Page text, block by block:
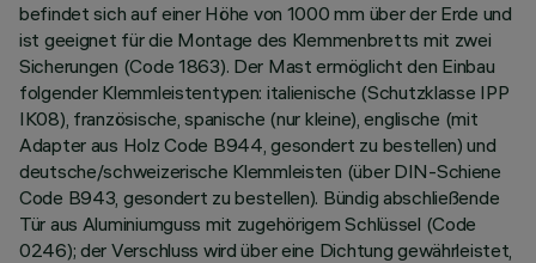
befindet sich auf einer Höhe von 1000 mm über der Erde und
ist geeignet für die Montage des Klemmenbretts mit zwei
Sicherungen (Code 1863). Der Mast ermöglicht den Einbau
folgender Klemmleistentypen: italienische (Schutzklasse IPP
IK08), französische, spanische (nur kleine), englische (mit
Adapter aus Holz Code B944, gesondert zu bestellen) und
deutsche/schweizerische Klemmleisten (über DIN-Schiene
Code B943, gesondert zu bestellen). Bündig abschließende
Tür aus Aluminiumguss mit zugehörigem Schlüssel (Code
0246); der Verschluss wird über eine Dichtung gewährleistet,